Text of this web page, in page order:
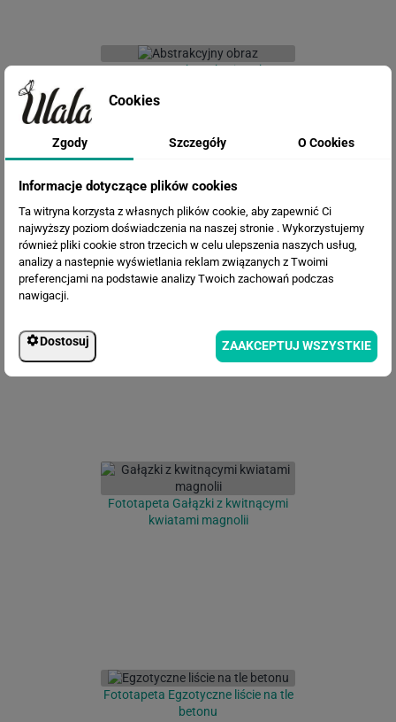
Fototapeta Abstrakcyjny obraz
Fototapeta Egzotyczne liście na tle
Fototapeta Gałązki z kwitnącymi
kwiatami magnolii
Fototapeta Egzotyczne liście na tle
betonu
Cookies
Zgody Szczegóły O Cookies
Informacje dotyczące plików cookies
Ta witryna korzysta z własnych plików cookie, aby zapewnić Ci
najwyższy poziom doświadczenia na naszej stronie . Wykorzystujemy
również pliki cookie stron trzecich w celu ulepszenia naszych usług,
analizy a nastepnie wyświetlania reklam związanych z Twoimi
preferencjami na podstawie analizy Twoich zachowań podczas
nawigacji.
Dostosuj ZAAKCEPTUJ WSZYSTKIE